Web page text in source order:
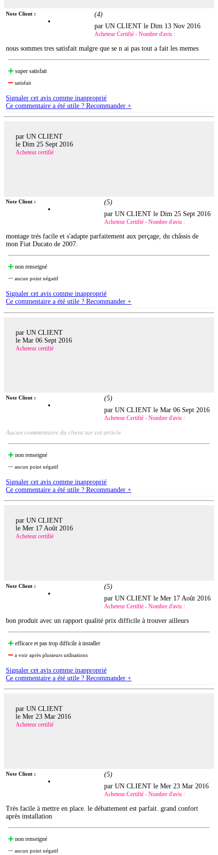
Note Client : (4)
par UN CLIENT leDim 13 Nov 2016
Acheteur Certifié - Nombre d'avis :
nous sommes tres satisfait malgre que se n ai pas tout a fait les memes
super satisfait
satisfait
Signaler cet avis comme inapproprié
Ce commentaire a été utile ? Recommander +
par UN CLIENT
le Dim 25 Sept 2016
Acheteur certifié
Note Client : (5)
par UN CLIENT leDim 25 Sept 2016
Acheteur Certifié - Nombre d'avis :
montage trés facile et s'adapte parfaitement aux perçage, du châssis de
mon Fiat Ducato de 2007.
non renseigné
aucun point négatif
Signaler cet avis comme inapproprié
Ce commentaire a été utile ? Recommander +
par UN CLIENT
le Mar 06 Sept 2016
Acheteur certifié
Note Client : (5)
par UN CLIENT leMar 06 Sept 2016
Acheteur Certifié - Nombre d'avis :
Aucun commentaire du client sur cet article
non renseigné
aucun point négatif
Signaler cet avis comme inapproprié
Ce commentaire a été utile ? Recommander +
par UN CLIENT
le Mer 17 Août 2016
Acheteur certifié
Note Client : (5)
par UN CLIENT leMer 17 Août 2016
Acheteur Certifié - Nombre d'avis :
bon produit avec un rapport qualité prix difficile à trouver ailleurs
efficace et pas trop difficile à installer
a voir après plusieurs utilisations
Signaler cet avis comme inapproprié
Ce commentaire a été utile ? Recommander +
par UN CLIENT
le Mer 23 Mar 2016
Acheteur certifié
Note Client : (5)
par UN CLIENT leMer 23 Mar 2016
Acheteur Certifié - Nombre d'avis :
Très facile à mettre en place. le débattement est parfait. grand confort
après installation
non renseigné
aucun point négatif